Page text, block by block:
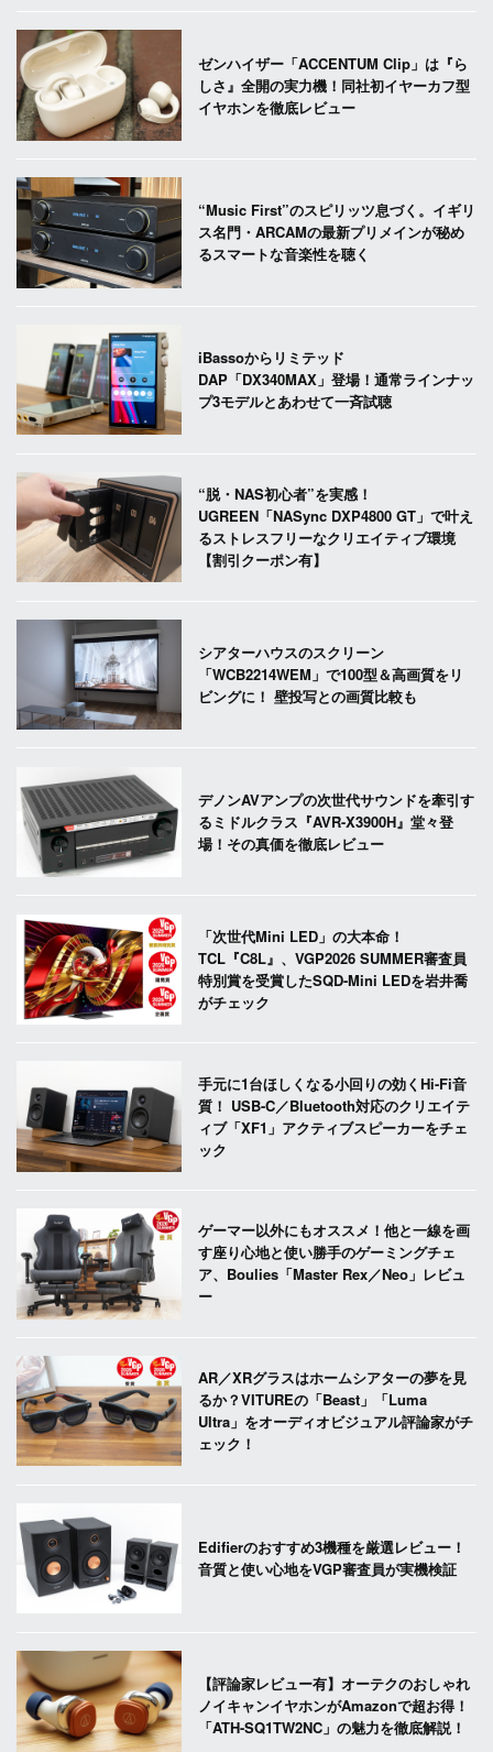
ゼンハイザー「ACCENTUM Clip」は『ら
しさ』全開の実力機！同社初イヤーカフ型
イヤホンを徹底レビュー
“Music First”のスピリッツ息づく。イギリ
ス名門・ARCAMの最新プリメインが秘め
るスマートな音楽性を聴く
iBassoからリミテッド
DAP「DX340MAX」登場！通常ラインナッ
プ3モデルとあわせて一斉試聴
“脱・NAS初心者”を実感！
UGREEN「NASync DXP4800 GT」で叶え
るストレスフリーなクリエイティブ環境
【割引クーポン有】
シアターハウスのスクリーン
「WCB2214WEM」で100型＆高画質をリ
ビングに！ 壁投写との画質比較も
デノンAVアンプの次世代サウンドを牽引す
るミドルクラス『AVR-X3900H』堂々登
場！その真価を徹底レビュー
「次世代Mini LED」の大本命！
TCL『C8L』、VGP2026 SUMMER審査員
特別賞を受賞したSQD-Mini LEDを岩井喬
がチェック
手元に1台ほしくなる小回りの効くHi-Fi音
質！ USB-C／Bluetooth対応のクリエイテ
ィブ「XF1」アクティブスピーカーをチェ
ック
ゲーマー以外にもオススメ！他と一線を画
す座り心地と使い勝手のゲーミングチェ
ア、Boulies「Master Rex／Neo」レビュ
ー
AR／XRグラスはホームシアターの夢を見
るか？VITUREの「Beast」「Luma
Ultra」をオーディオビジュアル評論家がチ
ェック！
Edifierのおすすめ3機種を厳選レビュー！
音質と使い心地をVGP審査員が実機検証
【評論家レビュー有】オーテクのおしゃれ
ノイキャンイヤホンがAmazonで超お得！
「ATH-SQ1TW2NC」の魅力を徹底解説！